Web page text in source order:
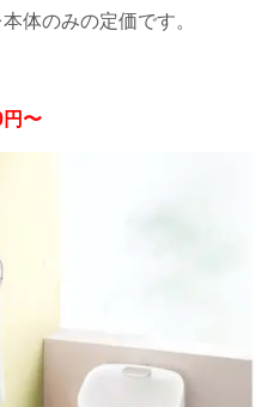
体のみの定価です。
〜